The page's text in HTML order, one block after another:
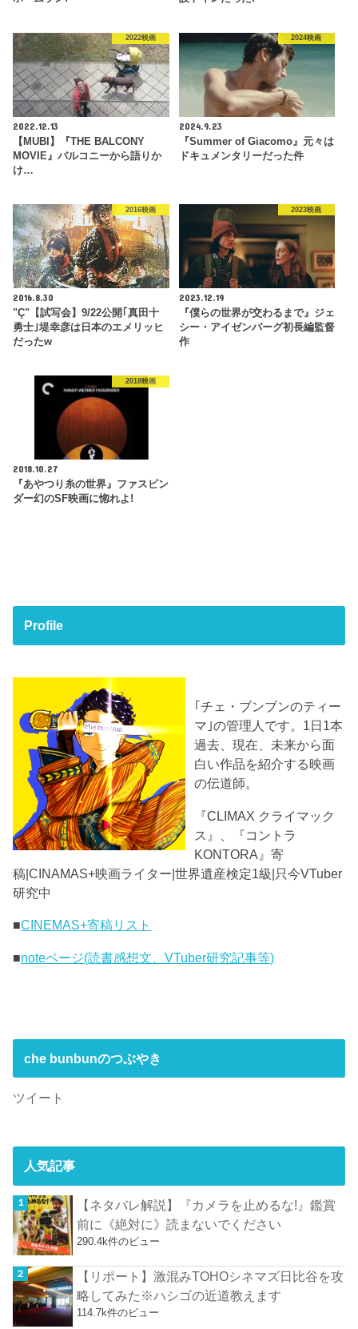
2022映画
2022.12.13
【MUBI】『THE BALCONY
MOVIE』バルコニーから語りか
け…
2024映画
2024.9.23
『Summer of Giacomo』元々は
ドキュメンタリーだった件
2016映画
2016.8.30
"Ç"【試写会】9/22公開｢真田十
勇士｣堤幸彦は日本のエメリッヒ
だったw
2023映画
2023.12.19
『僕らの世界が交わるまで』ジェ
シー・アイゼンバーグ初長編監督
作
2018映画
2018.10.27
『あやつり糸の世界』ファスビン
ダー幻のSF映画に惚れよ!
Profile
｢チェ・ブンブンのティー
マ｣の管理人です。1日1本
過去、現在、未来から面
白い作品を紹介する映画
の伝道師。
『CLIMAX クライマック
ス』、『コントラ
KONTORA』寄
稿|CINAMAS+映画ライター|世界遺産検定1級|只今VTuber
研究中
■CINEMAS+寄稿リスト
■noteページ(読書感想文、VTuber研究記事等)
che bunbunのつぶやき
ツイート
人気記事
【ネタバレ解説】『カメラを止めるな!』鑑賞
前に《絶対に》読まないでください
290.4k件のビュー
【リポート】激混みTOHOシネマズ日比谷を攻
略してみた※ハシゴの近道教えます
114.7k件のビュー